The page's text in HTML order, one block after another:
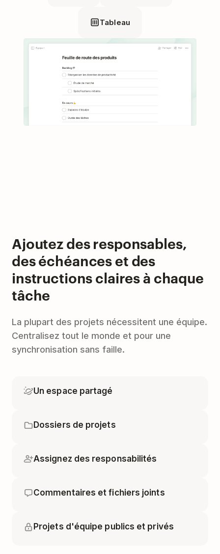
Tableau
Ajoutez des responsables,
des échéances et des
instructions claires à chaque
tâche
La plupart des projets nécessitent une équipe.
Centralisez tout le monde et pour une
synchronisation sans faille.
Un espace partagé
Dossiers de projets
Assignez des responsabilités
Commentaires et fichiers joints
Projets d'équipe publics et privés